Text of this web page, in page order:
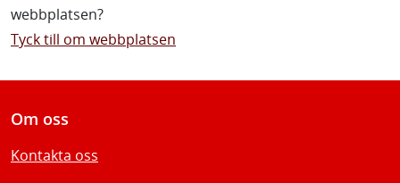
webbplatsen?
Tyck till om webbplatsen
Om oss
Kontakta oss